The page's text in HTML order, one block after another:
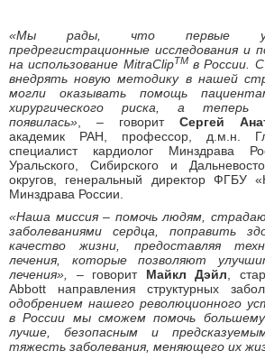
«Мы рады, что первые
предрегистрационные исследования и
на использование MitraClipTMв России. С
внедрять новую методику в нашей
могли оказывать помощь
хирургического риска, а теперь
появилась» , – говорит Сергей
академик РАН, профессор, д.м.н.
специалист кардиолог Минздрава
Уральского, Сибирского и
округов, генеральный директор ФГБУ
Минздрава России.
«Наша миссия – помочь людям,
заболеваниями сердца, поправить
качество жизни, предоставляя
лечения, которые позволяют
лечения»,
– говорит Майкл Дэйл ,
Abbott направления структурных
одобрением нашего революционного
в России мы сможем помочь
лучше, безопасным и
тяжесть заболевания, меняющего их